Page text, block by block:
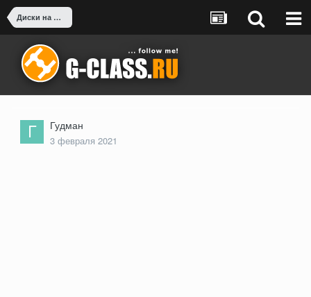
Диски на дорестал
Гудман
3 февраля 2021